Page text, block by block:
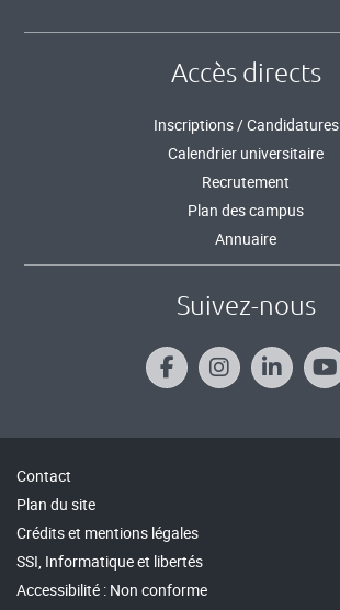
Accès directs
Inscriptions / Candidatures
Calendrier universitaire
Recrutement
Plan des campus
Annuaire
Suivez-nous
Contact
Plan du site
Crédits et mentions légales
SSI, Informatique et libertés
Accessibilité : Non conforme